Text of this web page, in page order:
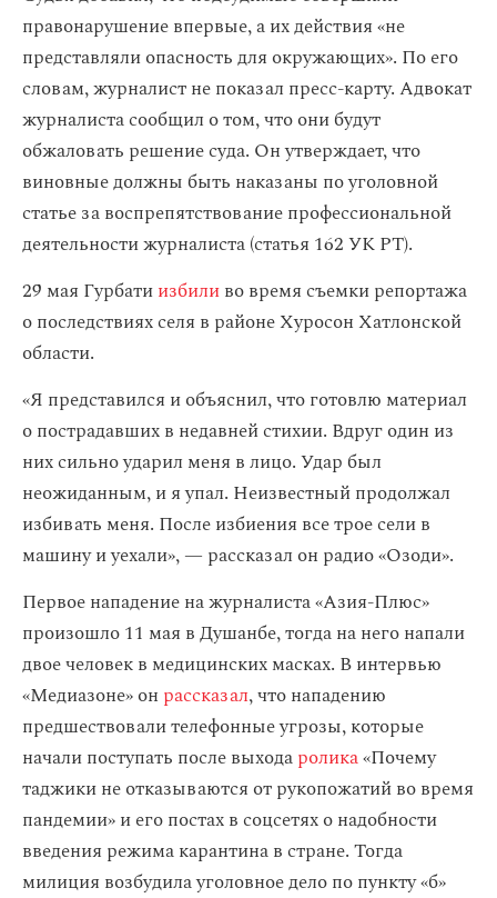
правонарушение впервые, а их действия «не
представляли опасность для окружающих». По его
словам, журналист не показал пресс-карту. Адвокат
журналиста сообщил о том, что они будут
обжаловать решение суда. Он утверждает, что
виновные должны быть наказаны по уголовной
статье за воспрепятствование профессиональной
деятельности журналиста (статья 162 УК РТ).
29 мая Гурбатиизбиливо время съемки репортажа
о последствиях селя в районе Хуросон Хатлонской
области.
«Я представился и объяснил, что готовлю материал
о пострадавших в недавней стихии. Вдруг один из
них сильно ударил меня в лицо. Удар был
неожиданным, и я упал. Неизвестный продолжал
избивать меня. После избиения все трое сели в
машину и уехали», — рассказал он радио «Озоди».
Первое нападение на журналиста «Азия-Плюс»
произошло 11 мая в Душанбе, тогда на него напали
двое человек в медицинских масках. В интервью
«Медиазоне» он рассказал, что нападению
предшествовали телефонные угрозы, которые
начали поступать после выходаролика«Почему
таджики не отказываются от рукопожатий во время
пандемии» и его постах в соцсетях о надобности
введения режима карантина в стране. Тогда
милиция возбудила уголовное дело по пункту «б»